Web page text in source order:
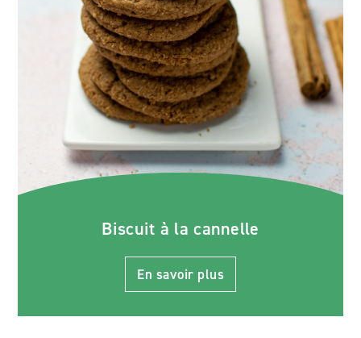
Biscuit à la cannelle
En savoir plus